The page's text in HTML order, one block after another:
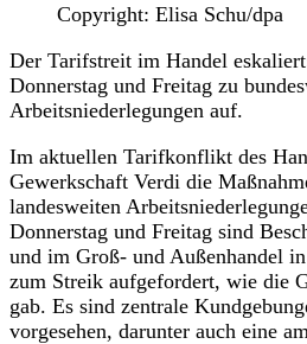
Copyright: Elisa Schu/dpa
Der Tarifstreit im Handel
Donnerstag und Freitag zu
Arbeitsniederlegungen auf.
Im aktuellen Tarifkonflikt des
Gewerkschaft Verdi die
landesweiten
Donnerstag und Freitag sind
und im Groß- und Außenhandel
zum Streik aufgefordert, wie die
gab. Es sind zentrale
vorgesehen, darunter auch eine